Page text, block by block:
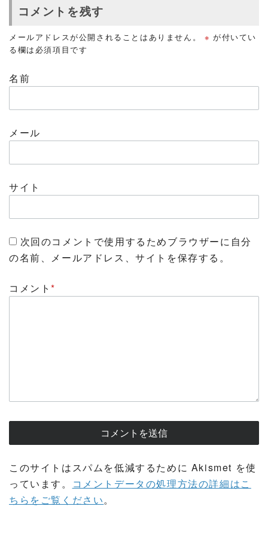
コメントを残す
メールアドレスが公開されることはありません。 ※ が付いてい
る欄は必須項目です
名前
メール
サイト
次回のコメントで使用するためブラウザーに自分
の名前、メールアドレス、サイトを保存する。
コメント*
このサイトはスパムを低減するために Akismet を使
っています。
コメントデータの処理方法の詳細はこ
ちらをご覧ください。